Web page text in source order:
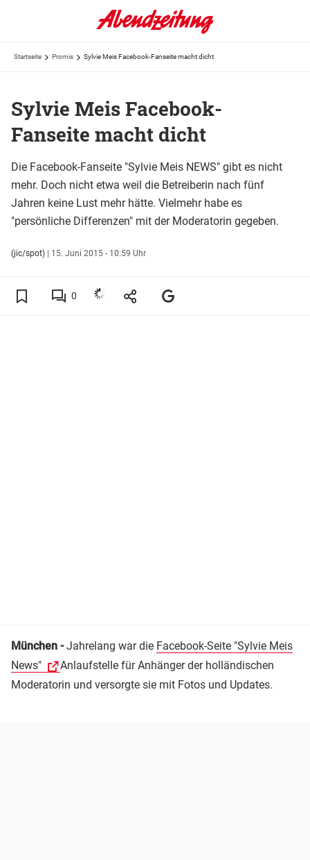
Startseite Promis Sylvie Meis Facebook-Fanseite macht dicht
Sylvie Meis Facebook-
Fanseite macht dicht
Die Facebook-Fanseite "Sylvie Meis NEWS" gibt es nicht
mehr. Doch nicht etwa weil die Betreiberin nach fünf
Jahren keine Lust mehr hätte. Vielmehr habe es
"persönliche Differenzen" mit der Moderatorin gegeben.
(jic/spot) | 15. Juni 2015 - 10:59 Uhr
0
München -Jahrelang war die Facebook-Seite "Sylvie Meis
News"
Anlaufstelle für Anhänger der holländischen
Moderatorin und versorgte sie mit Fotos und Updates.